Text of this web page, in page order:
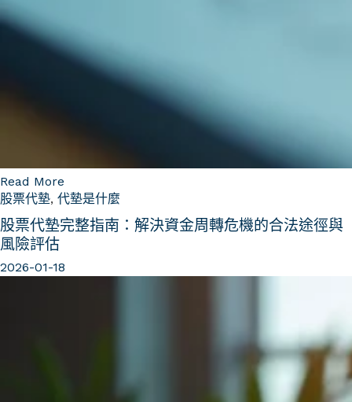
Read More
股票代墊, 代墊是什麼
股票代墊完整指南：解決資金周轉危機的合法途徑與
風險評估
2026-01-18